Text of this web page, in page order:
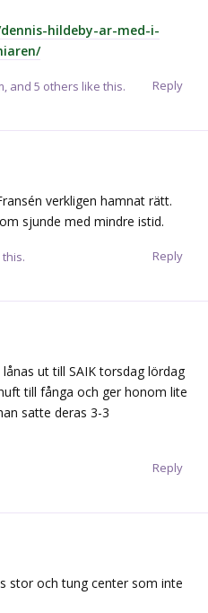
hildeby-ar-med-i-
Reply
, and 5 others like this.
verkligen hamnat rätt.
sjunde med mindre istid.
Reply
ut till SAIK torsdag lördag
till fånga och ger honom lite
satte deras 3-3
Reply
stor och tung center som inte